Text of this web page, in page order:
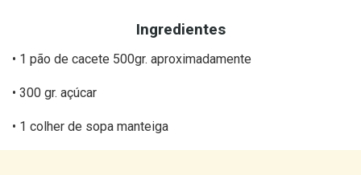
Ingredientes
• 1 pão de cacete 500gr. aproximadamente
• 300 gr. açúcar
• 1 colher de sopa manteiga